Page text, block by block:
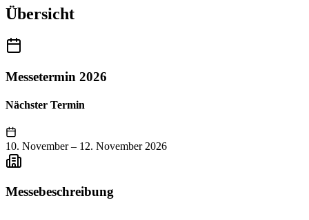
Übersicht
Messetermin 2026
Nächster Termin
10. November – 12. November 2026
Messebeschreibung